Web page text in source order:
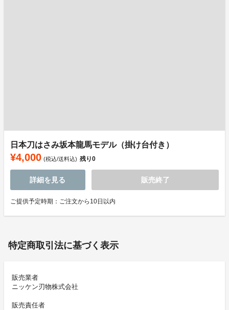
日本刀はさみ坂本龍馬モデル（掛け台付き）
¥4,000 (税込/送料込) 残り0
詳細を見る 販売終了
ご提供予定時期：ご注文から10日以内
特定商取引法に基づく表示
販売業者
ニッケン刃物株式会社
販売責任者